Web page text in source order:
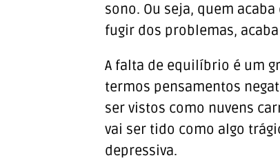
sono. Ou seja, quem
fugir dos problemas,
A falta de equilíbrio é um
termos pensamentos
ser vistos como nuvens
vai ser tido como algo
depressiva.